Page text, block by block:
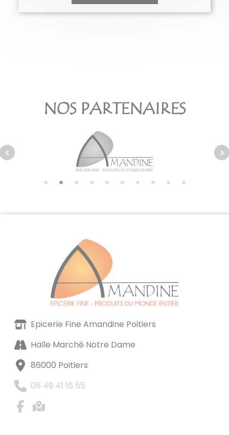
NOS PARTENAIRES
Epicerie Fine Amandine Poitiers
Halle Marché Notre Dame
86000 Poitiers
05 49 41 16 55